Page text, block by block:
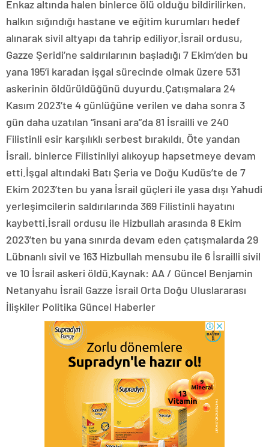
Enkaz altında halen binlerce ölü olduğu bildirilirken,
halkın sığındığı hastane ve eğitim kurumları hedef
alınarak sivil altyapı da tahrip ediliyor.İsrail ordusu,
Gazze Şeridi’ne saldırılarının başladığı 7 Ekim’den bu
yana 195’i karadan işgal sürecinde olmak üzere 531
askerinin öldürüldüğünü duyurdu.Çatışmalara 24
Kasım 2023’te 4 günlüğüne verilen ve daha sonra 3
gün daha uzatılan “insani ara”da 81 İsrailli ve 240
Filistinli esir karşılıklı serbest bırakıldı. Öte yandan
İsrail, binlerce Filistinliyi alıkoyup hapsetmeye devam
etti.İşgal altındaki Batı Şeria ve Doğu Kudüs’te de 7
Ekim 2023’ten bu yana İsrail güçleri ile yasa dışı Yahudi
yerleşimcilerin saldırılarında 369 Filistinli hayatını
kaybetti.İsrail ordusu ile Hizbullah arasında 8 Ekim
2023’ten bu yana sınırda devam eden çatışmalarda 29
Lübnanlı sivil ve 163 Hizbullah mensubu ile 6 İsrailli sivil
ve 10 İsrail askeri öldü.Kaynak: AA / Güncel Benjamin
Netanyahu İsrail Gazze İsrail Orta Doğu Uluslararası
İlişkiler Politika Güncel Haberler